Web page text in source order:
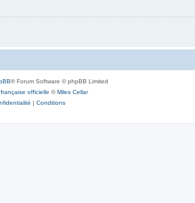
® Forum Software © phpBB Limited
officielle ©Miles Cellar
| Conditions